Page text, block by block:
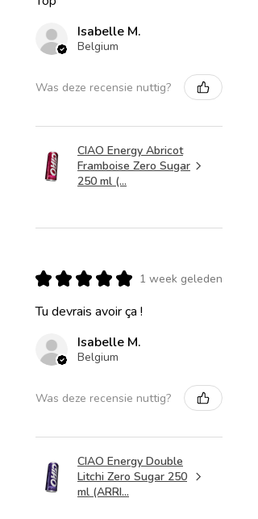
Isabelle M.
Belgium
Was deze recensie nuttig?
CIAO Energy Abricot
Framboise Zero Sugar
250 ml (...
★ ★ ★ ★ ★ 1 week geleden
Tu devrais avoir ça !
Isabelle M.
Belgium
Was deze recensie nuttig?
CIAO Energy Double
Litchi Zero Sugar 250
ml (ARRI...